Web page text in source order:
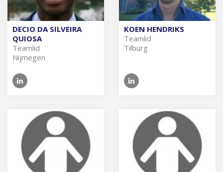
DECIO DA SILVEIRA
QUIOSA
Team­lid
Nijmegen
KOEN HENDRIKS
Team­lid
Tilburg